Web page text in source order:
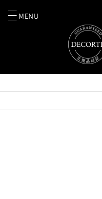
MENU